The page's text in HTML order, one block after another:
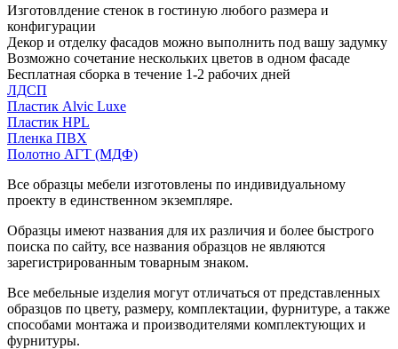
Изготовлдение стенок в гостиную любого размера и
конфигурации
Декор и отделку фасадов можно выполнить под вашу задумку
Возможно сочетание нескольких цветов в одном фасаде
Бесплатная сборка в течение 1-2 рабочих дней
ЛДСП
Пластик Alvic Luxe
Пластик HPL
Пленка ПВХ
Полотно АГТ (МДФ)
Все образцы мебели изготовлены по индивидуальному
проекту в единственном экземпляре.
Образцы имеют названия для их различия и более быстрого
поиска по сайту, все названия образцов не являются
зарегистрированным товарным знаком.
Все мебельные изделия могут отличаться от представленных
образцов по цвету, размеру, комплектации, фурнитуре, а также
способами монтажа и производителями комплектующих и
фурнитуры.